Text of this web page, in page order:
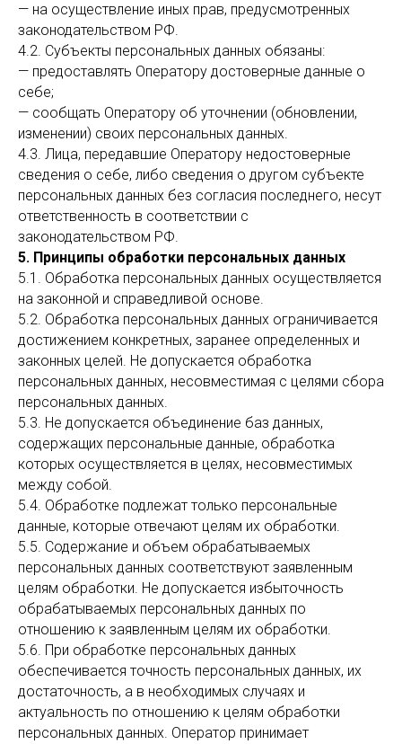
— на осуществление иных прав, предусмотренных
законодательством РФ.
4.2. Субъекты персональных данных обязаны:
— предоставлять Оператору достоверные данные о
себе;
— сообщать Оператору об уточнении (обновлении,
изменении) своих персональных данных.
4.3. Лица, передавшие Оператору недостоверные
сведения о себе, либо сведения о другом субъекте
персональных данных без согласия последнего, несут
ответственность в соответствии с
законодательством РФ.
5. Принципы обработки персональных данных
5.1. Обработка персональных данных осуществляется
на законной и справедливой основе.
5.2. Обработка персональных данных ограничивается
достижением конкретных, заранее определенных и
законных целей. Не допускается обработка
персональных данных, несовместимая с целями сбора
персональных данных.
5.3. Не допускается объединение баз данных,
содержащих персональные данные, обработка
которых осуществляется в целях, несовместимых
между собой.
5.4. Обработке подлежат только персональные
данные, которые отвечают целям их обработки.
5.5. Содержание и объем обрабатываемых
персональных данных соответствуют заявленным
целям обработки. Не допускается избыточность
обрабатываемых персональных данных по
отношению к заявленным целям их обработки.
5.6. При обработке персональных данных
обеспечивается точность персональных данных, их
достаточность, а в необходимых случаях и
актуальность по отношению к целям обработки
персональных данных. Оператор принимает